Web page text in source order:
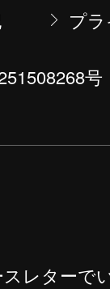
プ
号
レターで